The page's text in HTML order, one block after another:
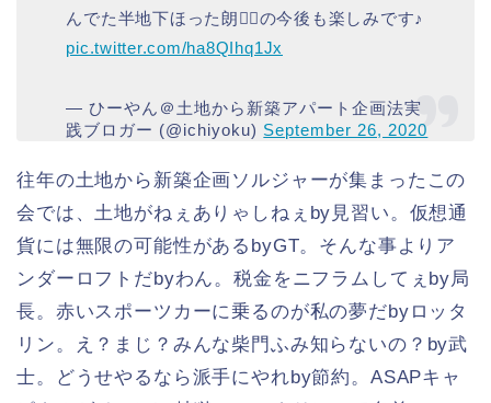
んでた半地下ほった朗🧗‍♂️の今後も楽しみです♪
pic.twitter.com/ha8QIhq1Jx
— ひーやん＠土地から新築アパート企画法実
践ブロガー (@ichiyoku) September 26, 2020
往年の土地から新築企画ソルジャーが集まったこの
会では、土地がねぇありゃしねぇby見習い。仮想通
貨には無限の可能性があるbyGT。そんな事よりア
ンダーロフトだbyわん。税金をニフラムしてぇby局
長。赤いスポーツカーに乗るのが私の夢だbyロッタ
リン。え？まじ？みんな柴門ふみ知らないの？by武
士。どうせやるなら派手にやれby節約。ASAPキャ